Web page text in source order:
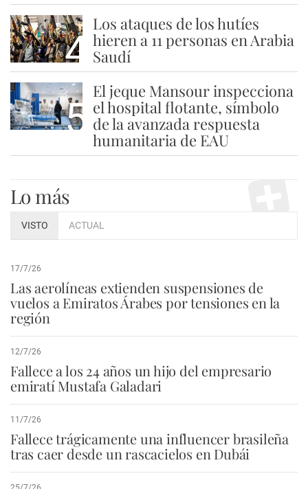
4
Los ataques de los hutíes
hieren a 11 personas en Arabia
Saudí
5
El jeque Mansour inspecciona
el hospital flotante, símbolo
de la avanzada respuesta
humanitaria de EAU
Lo más
VISTO ACTUAL
17/7/26
Las aerolíneas extienden suspensiones de
vuelos a Emiratos Árabes por tensiones en la
región
12/7/26
Fallece a los 24 años un hijo del empresario
emiratí Mustafa Galadari
11/7/26
Fallece trágicamente una influencer brasileña
tras caer desde un rascacielos en Dubái